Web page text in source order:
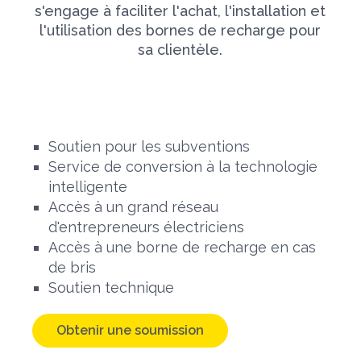
s'engage à faciliter l'achat, l'installation et
l'utilisation des bornes de recharge pour
sa clientèle.
Soutien pour les subventions
Service de conversion à la technologie
intelligente
Accès à un grand réseau
d'entrepreneurs électriciens
Accès à une borne de recharge en cas
de bris
Soutien technique
Obtenir une soumission